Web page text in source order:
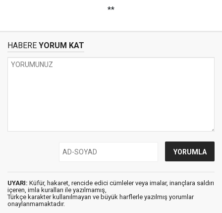
**
HABERE YORUM KAT
UYARI: Küfür, hakaret, rencide edici cümleler veya imalar, inançlara saldırı
içeren, imla kuralları ile yazılmamış,
Türkçe karakter kullanılmayan ve büyük harflerle yazılmış yorumlar
onaylanmamaktadır.